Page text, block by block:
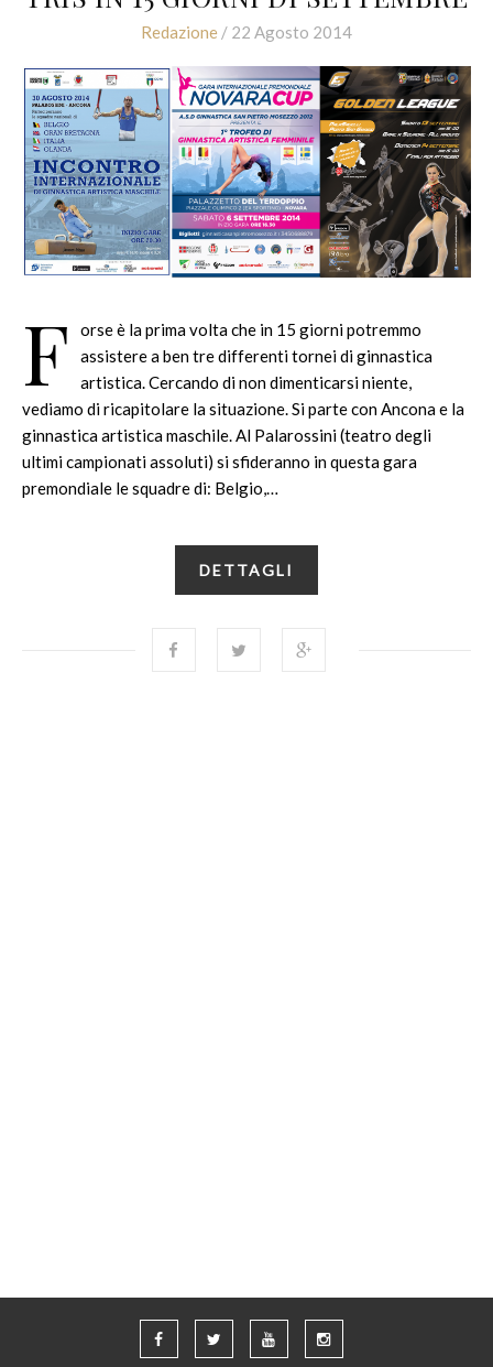
Redazione / 22 Agosto 2014
F
orse è la prima volta che in 15 giorni potremmo
assistere a ben tre differenti tornei di ginnastica
artistica. Cercando di non dimenticarsi niente,
vediamo di ricapitolare la situazione. Si parte con Ancona e la
ginnastica artistica maschile. Al Palarossini (teatro degli
ultimi campionati assoluti) si sfideranno in questa gara
premondiale le squadre di: Belgio,…
DETTAGLI